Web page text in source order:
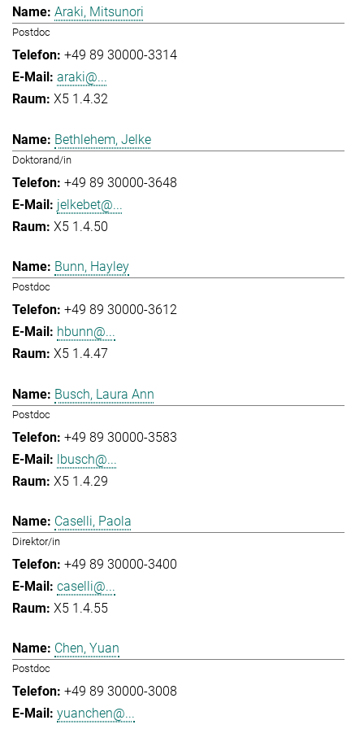
Araki, Mitsunori
Postdoc
+49 89 30000-3314
araki@...
X5 1.4.32
Bethlehem, Jelke
Doktorand/in
+49 89 30000-3648
jelkebet@...
X5 1.4.50
Bunn, Hayley
Postdoc
+49 89 30000-3612
hbunn@...
X5 1.4.47
Busch, Laura Ann
Postdoc
+49 89 30000-3583
lbusch@...
X5 1.4.29
Caselli, Paola
Direktor/in
+49 89 30000-3400
caselli@...
X5 1.4.55
Chen, Yuan
Postdoc
+49 89 30000-3008
yuanchen@...